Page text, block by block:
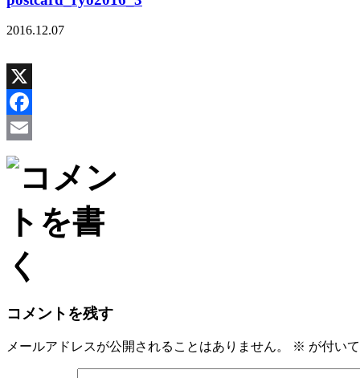
2016.12.07
X
Facebook
Email
コメントを残す
メールアドレスが公開されることはありません。 ※ が付い